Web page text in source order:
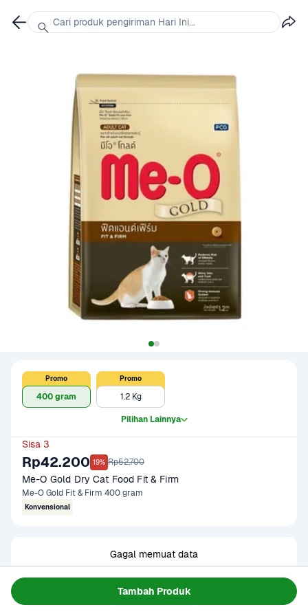
Tambah Produk
400 gram
Promo
1.2 Kg
Promo
Pilihan Lainnya
Sisa 3
Rp42.200 19% Rp52.700
Me-O Gold Dry Cat Food Fit & Firm
Me-O Gold Fit & Firm 400 gram
Konvensional
Gagal memuat data
Cari produk pengiriman Hari Ini...